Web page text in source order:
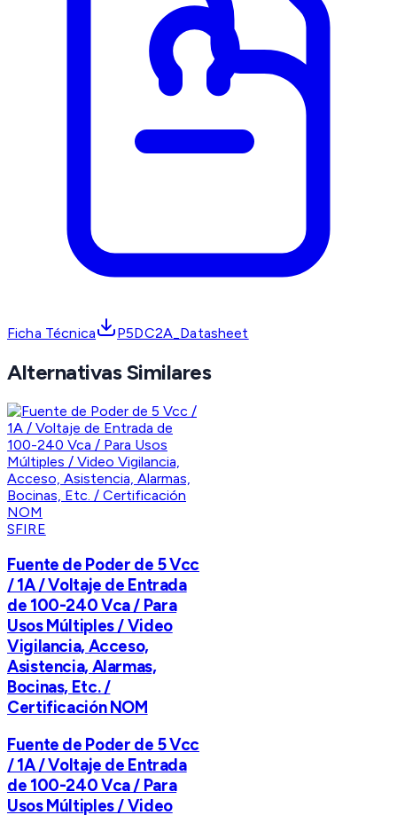
Ficha Técnica P5DC2A_Datasheet
Alternativas Similares
SFIRE
Fuente de Poder de 5 Vcc
/ 1A / Voltaje de Entrada
de 100-240 Vca / Para
Usos Múltiples / Video
Vigilancia, Acceso,
Asistencia, Alarmas,
Bocinas, Etc. /
Certificación NOM
Fuente de Poder de 5 Vcc
/ 1A / Voltaje de Entrada
de 100-240 Vca / Para
Usos Múltiples / Video